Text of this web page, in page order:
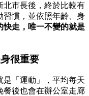
北市長後，終於比較有
習慣，並依照年齡、身
快走，唯一不變的就是
很重要
「運動」，平均每天
餐後也會在辦公室走廊